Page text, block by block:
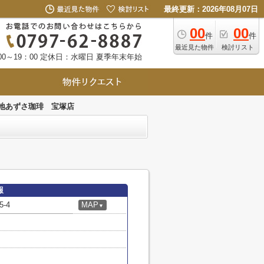
最終更新：2026年08月07日
00件
最近見た物件
00件
検討リスト
～19：00 定休日：水曜日 夏季年末年始
あずさ珈琲 宝塚店
4 MAP ▼